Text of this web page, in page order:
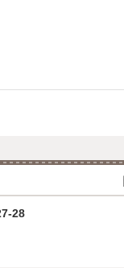
28